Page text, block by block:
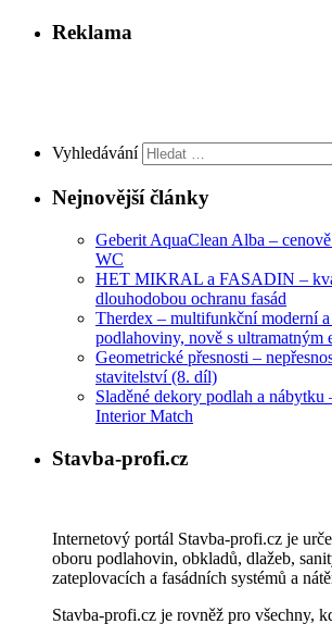
Reklama
Vyhledávání
Nejnovější články
Geberit AquaClean Alba –
WC
HET MIKRAL a FASADIN –
dlouhodobou ochranu fasád
Therdex – multifunkční moderní
podlahoviny, nově s ultramatným
Geometrické přesnosti –
stavitelství (8. díl)
Sladěné dekory podlah a
Interior Match
Stavba-profi.cz
Internetový portál Stavba-profi.cz je
oboru podlahovin, obkladů, dlažeb,
zateplovacích a fasádních systémů a
Stavba-profi.cz je rovněž pro všechny,